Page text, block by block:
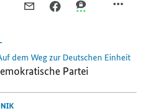
GEHEIMTREFFEN
AUF
SCHLOSS
AUF
SCHLOSS
GYMNICH
AUF
dem Weg zur Deutschen Einheit
Partei